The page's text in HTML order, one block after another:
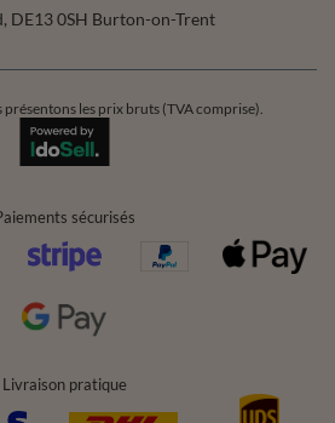
, DE13 0SH Burton-on-Trent
présentons les prix bruts (TVA comprise).
sécurisés
Livraison pratique